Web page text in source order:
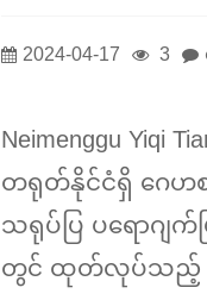
2024-04-17 3
Neimenggu Yiqi
တရုတ်နိုင်ငံရှိ ဂေဟ
သရုပ်ပြ ပရောဂျ
တွင် ထုတ်လုပ်သည့် စွမ်